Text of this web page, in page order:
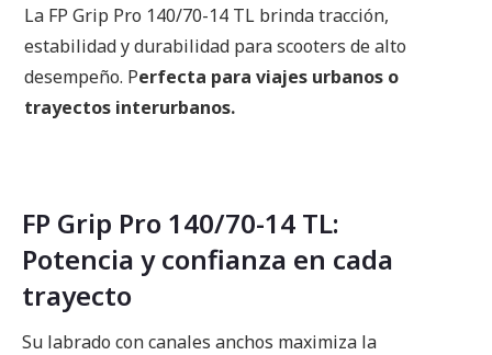
La FP Grip Pro 140/70-14 TL brinda tracción,
estabilidad y durabilidad para scooters de alto
desempeño. Perfecta para viajes urbanos o
trayectos interurbanos.
FP Grip Pro 140/70-14 TL:
Potencia y confianza en cada
trayecto
Su labrado con canales anchos maximiza la